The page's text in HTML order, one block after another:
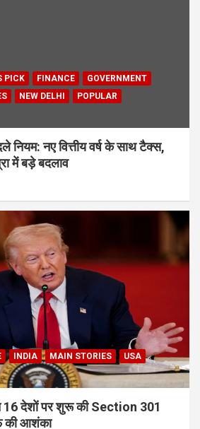
PICK FINANCE
GOVERNMENT
NEW DELHI
POPULAR
नए वित्तीय वर्ष के साथ टैक्स,
में बड़े बदलाव
INDIA MAIN STORIES
USA
16 देशों पर शुरू की Section 301
की आशंका